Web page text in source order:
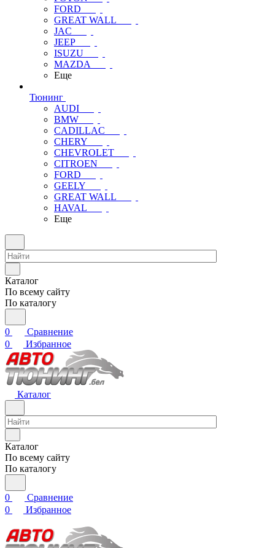
FORD
GREAT WALL
JAC
JEEP
ISUZU
MAZDA
Еще
Тюнинг
AUDI
BMW
CADILLAC
CHERY
CHEVROLET
CITROEN
FORD
GEELY
GREAT WALL
HAVAL
Еще
Каталог
По всему сайту
По каталогу
0
Сравнение
0
Избранное
Каталог
Каталог
По всему сайту
По каталогу
0
Сравнение
0
Избранное